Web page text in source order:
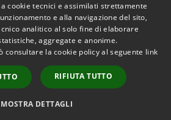
© 2021 - 2026 Comune di
Chiavari -Area Riservata
cookie tecnici e assimilati strettamente
e alla navigazione del sito,
analitico al solo fine di elaborare
aggregate e anonime.
consultare la cookie policy al seguente link
RIFIUTA TUTTO
MOSTRA DETTAGLI